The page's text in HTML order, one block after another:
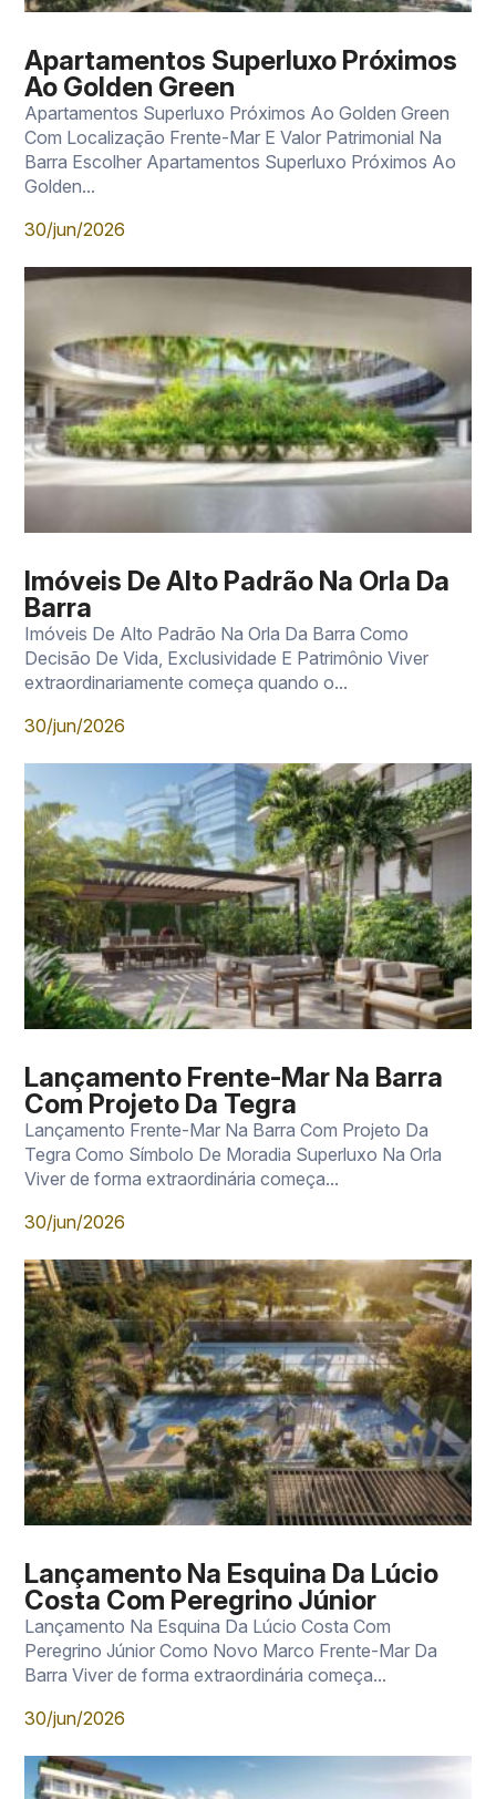
Apartamentos Superluxo Próximos
Ao Golden Green
Apartamentos Superluxo Próximos Ao Golden Green
Com Localização Frente-Mar E Valor Patrimonial Na
Barra Escolher Apartamentos Superluxo Próximos Ao
Golden...
30/jun/2026
Imóveis De Alto Padrão Na Orla Da
Barra
Imóveis De Alto Padrão Na Orla Da Barra Como
Decisão De Vida, Exclusividade E Patrimônio Viver
extraordinariamente começa quando o...
30/jun/2026
Lançamento Frente-Mar Na Barra
Com Projeto Da Tegra
Lançamento Frente-Mar Na Barra Com Projeto Da
Tegra Como Símbolo De Moradia Superluxo Na Orla
Viver de forma extraordinária começa...
30/jun/2026
Lançamento Na Esquina Da Lúcio
Costa Com Peregrino Júnior
Lançamento Na Esquina Da Lúcio Costa Com
Peregrino Júnior Como Novo Marco Frente-Mar Da
Barra Viver de forma extraordinária começa...
30/jun/2026